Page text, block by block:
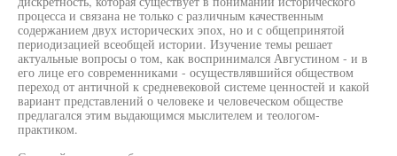
процесса и связана не только с различным качественным
содержанием двух исторических эпох, но и с общепринятой
периодизацией всеобщей истории. Изучение темы решает
актуальные вопросы о том, как воспринимался Августином - и в
его лице его современниками - осуществлявшийся обществом
переход от античной к средневековой системе ценностей и какой
вариант представлений о человеке и человеческом обществе
предлагался этим выдающимся мыслителем и теологом-
практиком.